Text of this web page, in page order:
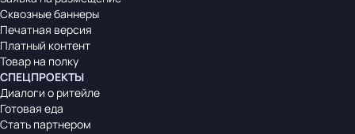
Сквозные баннеры
Печатная версия
Платный контент
Товар на полку
СПЕЦПРОЕКТЫ
Диалоги о ритейле
Готовая еда
Стать партнером